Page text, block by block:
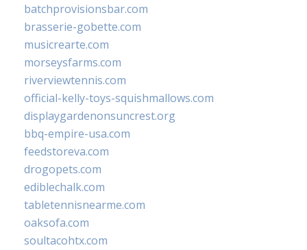
batchprovisionsbar.com
brasserie-gobette.com
musicrearte.com
morseysfarms.com
riverviewtennis.com
official-kelly-toys-squishmallows.com
displaygardenonsuncrest.org
bbq-empire-usa.com
feedstoreva.com
drogopets.com
ediblechalk.com
tabletennisnearme.com
oaksofa.com
soultacohtx.com